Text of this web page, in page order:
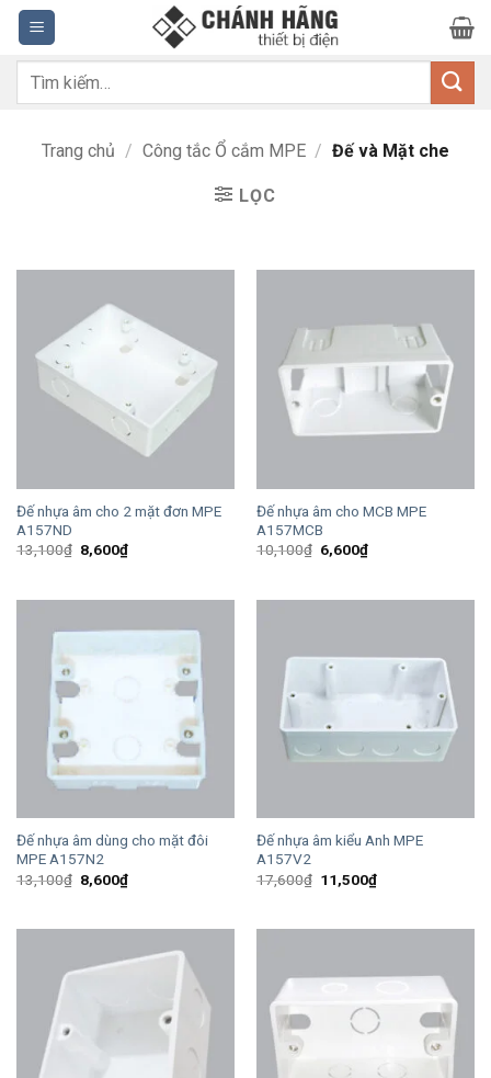
Bỏ
qua
nội
dung
Tìm
Trang chủ / Công tắc Ổ cắm MPE / Đế và Mặt che
LỌC
Đế nhựa âm cho 2 mặt đơn MPE
A157ND
13,100₫ Giá
gốc
8,600₫Giá
hiện
8,600₫.
Đế nhựa âm cho MCB MPE
A157MCB
10,100₫ Giá
gốc
6,600₫Giá
hiện
6,600₫.
Đế nhựa âm dùng cho mặt đôi
MPE A157N2
13,100₫ Giá
gốc
8,600₫Giá
hiện
Đế nhựa âm kiểu Anh MPE
A157V2
17,600₫ Giá
gốc
11,500₫Giá
hiện